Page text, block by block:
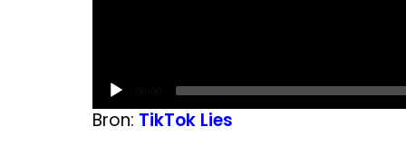
Bron: TikTok Lies